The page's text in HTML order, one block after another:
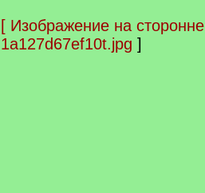
[ Изображение на
1a127d67ef10t.jpg ]